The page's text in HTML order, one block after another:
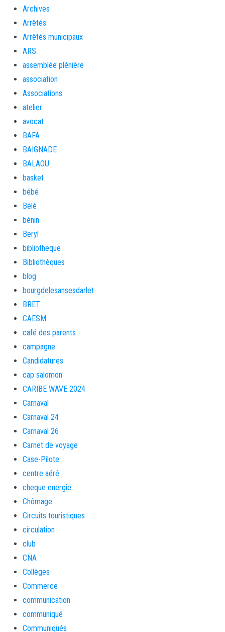
Archives
Arrêtés
Arrêtés municipaux
ARS
assemblée plénière
association
Associations
atelier
avocat
BAFA
BAIGNADE
BALAOU
basket
bébé
Bèlè
bénin
Beryl
bibliotheque
Bibliothèques
blog
bourgdelesansesdarlet
BRET
CAESM
café des parents
campagne
Candidatures
cap salomon
CARIBE WAVE 2024
Carnaval
Carnaval 24
Carnaval 26
Carnet de voyage
Case-Pilote
centre aéré
cheque energie
Chômage
Circuits touristiques
circulation
club
CNA
Collèges
Commerce
communication
communiqué
Communiqués